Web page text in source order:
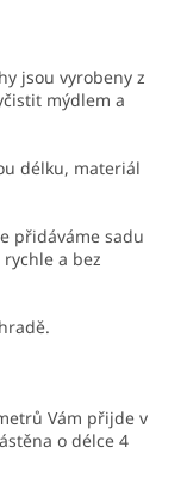
jsou vyrobeny z
mýdlem a
délku, materiál
přidáváme sadu
a bez
Vám přijde v
o délce 4